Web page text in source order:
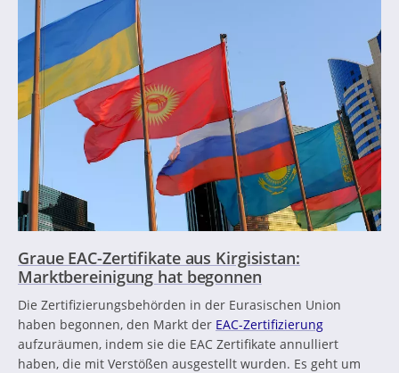
Graue EAC-Zertifikate aus Kirgisistan:
Marktbereinigung hat begonnen
Die Zertifizierungsbehörden in der Eurasischen Union
haben begonnen, den Markt der EAC-Zertifizierung
aufzuräumen, indem sie die EAC Zertifikate annulliert
haben, die mit Verstößen ausgestellt wurden. Es geht um